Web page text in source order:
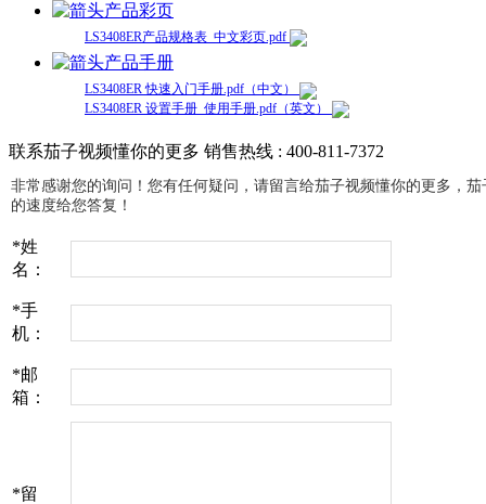
产品彩页
LS3408ER产品规格表_中文彩页.pdf
产品手册
LS3408ER 快速入门手册.pdf（中文）
LS3408ER 设置手册_使用手册.pdf（英文）
联系茄子视频懂你的更多 销售热线 : 400-811-7372
非常感谢您的询问！您有任何疑问，请留言给茄子视频懂你的更多
的速度给您答复！
*姓
名：
*手
机：
*邮
箱：
*留